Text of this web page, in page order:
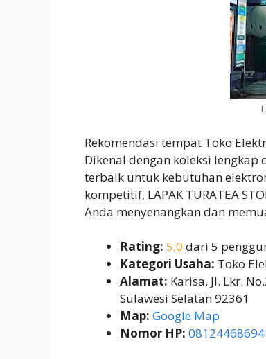
Rekomendasi tempat Toko
Dikenal dengan koleksi
terbaik untuk kebutuhan
kompetitif, LAPAK TURATEA
Anda menyenangkan dan
Rating: 5,0 dari 5
Kategori Usaha: Toko
Alamat: Karisa, Jl. Lkr.
Sulawesi Selatan 92361
Map: Google Map
Nomor HP: